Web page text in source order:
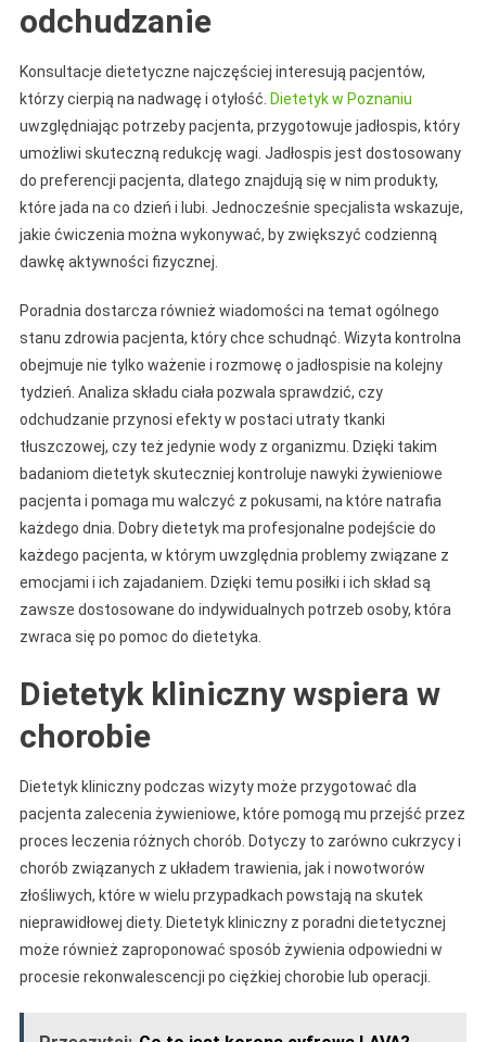
odchudzanie
Konsultacje dietetyczne najczęściej interesują pacjentów,
którzy cierpią na nadwagę i otyłość. Dietetyk w Poznaniu
uwzględniając potrzeby pacjenta, przygotowuje jadłospis, który
umożliwi skuteczną redukcję wagi. Jadłospis jest dostosowany
do preferencji pacjenta, dlatego znajdują się w nim produkty,
które jada na co dzień i lubi. Jednocześnie specjalista wskazuje,
jakie ćwiczenia można wykonywać, by zwiększyć codzienną
dawkę aktywności fizycznej.
Poradnia dostarcza również wiadomości na temat ogólnego
stanu zdrowia pacjenta, który chce schudnąć. Wizyta kontrolna
obejmuje nie tylko ważenie i rozmowę o jadłospisie na kolejny
tydzień. Analiza składu ciała pozwala sprawdzić, czy
odchudzanie przynosi efekty w postaci utraty tkanki
tłuszczowej, czy też jedynie wody z organizmu. Dzięki takim
badaniom dietetyk skuteczniej kontroluje nawyki żywieniowe
pacjenta i pomaga mu walczyć z pokusami, na które natrafia
każdego dnia. Dobry dietetyk ma profesjonalne podejście do
każdego pacjenta, w którym uwzględnia problemy związane z
emocjami i ich zajadaniem. Dzięki temu posiłki i ich skład są
zawsze dostosowane do indywidualnych potrzeb osoby, która
zwraca się po pomoc do dietetyka.
Dietetyk kliniczny wspiera w
chorobie
Dietetyk kliniczny podczas wizyty może przygotować dla
pacjenta zalecenia żywieniowe, które pomogą mu przejść przez
proces leczenia różnych chorób. Dotyczy to zarówno cukrzycy i
chorób związanych z układem trawienia, jak i nowotworów
złośliwych, które w wielu przypadkach powstają na skutek
nieprawidłowej diety. Dietetyk kliniczny z poradni dietetycznej
może również zaproponować sposób żywienia odpowiedni w
procesie rekonwalescencji po ciężkiej chorobie lub operacji.